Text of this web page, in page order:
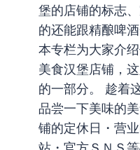
堡的店铺的标志
的还能跟精酿啤
本专栏为大家介
美食汉堡店铺，
的一部分。 趁着
品尝一下美味的
铺的定休日・营